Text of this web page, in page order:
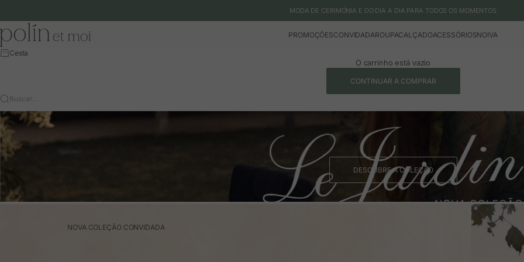
MODA DE CERIMÓNIA E DO DIA A DIA PARA TODOS OS MOMENTOS
Polín et moi - EU
PROMOÇÕESCONVIDADAROUPACALÇADOACESSÓRIOSNOIVA
Cesta
O carrinho está vazio
CONTINUAR A COMPRAR
Buscar…
DESCUBRE A COLEÇÃO
NOVA COLEÇÃO CONVIDADA